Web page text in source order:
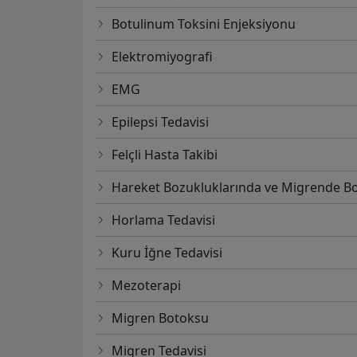
Distoni
Periferik sinir sistemi hastalıkları
Tuzak nöropatiler
Polinöropati
Nöropatik ağrı
Epilepsi
Akupunktur
Ozon Tedavisi
Mezoterapi
Botulinum toksin uygulamaları
Migren Başağrısı
Terleme bozukluğu ( Koltuk altı, el ayası ve
Spastisite ( istemsiz kas spazmı )
Distonı (tortikollis, oromandibuler distonı,
Botulinum Toksini Enjeksiyonu
Elektromiyografi
EMG
Epilepsi Tedavisi
Felçli Hasta Takibi
Hareket Bozukluklarında ve Migrende
Horlama Tedavisi
Kuru İğne Tedavisi
Mezoterapi
Migren Botoksu
Migren Tedavisi